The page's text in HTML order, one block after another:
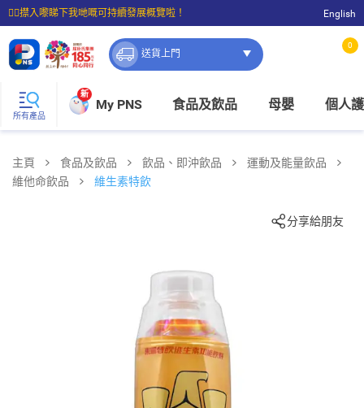
☝🏼㩒入嚟睇下我哋嘅可持續發展概覽啦！
⭐購物滿$399即享免費送貨；滿$100即可免費店取。
English
送貨上門
0
所有產品
新
My PNS 食品及飲品 母嬰 個人
主頁 食品及飲品 飲品、即沖飲品
運動及能量飲品
維他命飲品
維生素特飲
分享給朋友